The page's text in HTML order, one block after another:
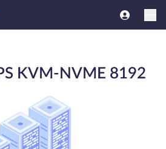
KVM-NVME 8192